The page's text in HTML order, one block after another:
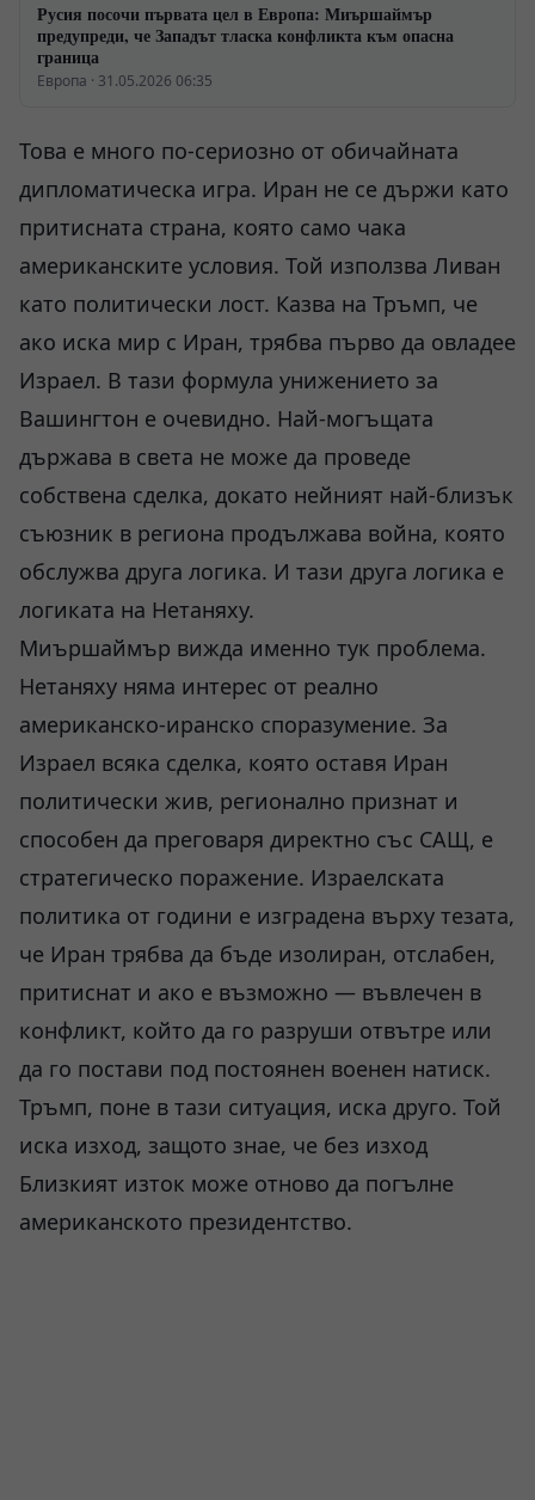
Русия посочи първата цел в Европа: Миършаймър
предупреди, че Западът тласка конфликта към опасна
граница
Европа · 31.05.2026 06:35
Това е много по-сериозно от обичайната
дипломатическа игра. Иран не се държи като
притисната страна, която само чака
американските условия. Той използва Ливан
като политически лост. Казва на Тръмп, че
ако иска мир с Иран, трябва първо да овладее
Израел. В тази формула унижението за
Вашингтон е очевидно. Най-могъщата
държава в света не може да проведе
собствена сделка, докато нейният най-близък
съюзник в региона продължава война, която
обслужва друга логика. И тази друга логика е
логиката на Нетаняху.
Миършаймър вижда именно тук проблема.
Нетаняху няма интерес от реално
американско-иранско споразумение. За
Израел всяка сделка, която оставя Иран
политически жив, регионално признат и
способен да преговаря директно със САЩ, е
стратегическо поражение. Израелската
политика от години е изградена върху тезата,
че Иран трябва да бъде изолиран, отслабен,
притиснат и ако е възможно — въвлечен в
конфликт, който да го разруши отвътре или
да го постави под постоянен военен натиск.
Тръмп, поне в тази ситуация, иска друго. Той
иска изход, защото знае, че без изход
Близкият изток може отново да погълне
американското президентство.